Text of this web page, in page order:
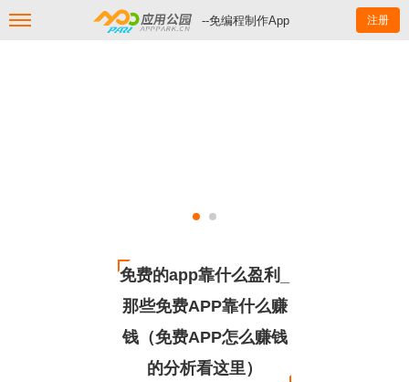
--免编程制作App 注册
免费的app靠什么盈利_
那些免费APP靠什么赚
钱（免费APP怎么赚钱
的分析看这里）